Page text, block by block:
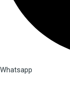
Whatsapp